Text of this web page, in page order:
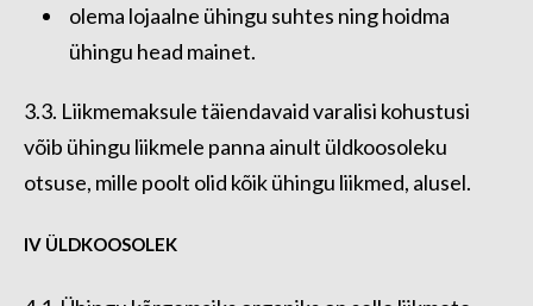
olema lojaalne ühingu suhtes ning hoidma
ühingu head mainet.
3.3. Liikmemaksule täiendavaid varalisi kohustusi
võib ühingu liikmele panna ainult üldkoosoleku
otsuse, mille poolt olid kõik ühingu liikmed, alusel.
IV ÜLDKOOSOLEK